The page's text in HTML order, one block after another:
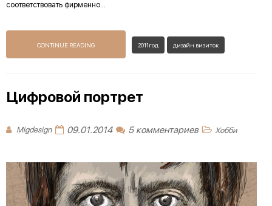
соответствовать фирменно...
CONTINUE READING 2011год дизайн визиток
Цифровой портрет
Migdesign 09.01.2014 5 комментариев Хобби